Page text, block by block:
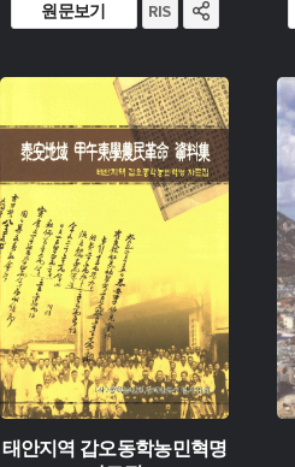
원문보기
발행 :
생산 :
소장 :
태안지역 갑오동학농민혁명